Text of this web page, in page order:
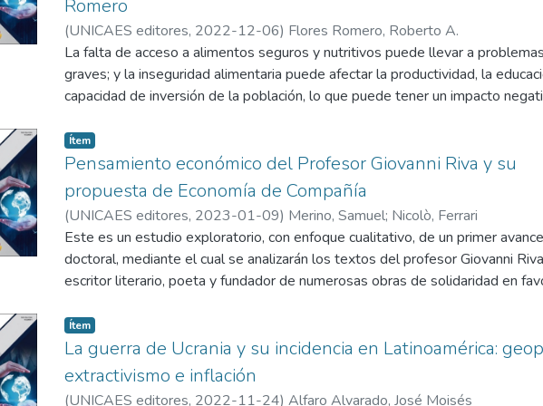
separación entre el trabajo gubernamental, el empresarial y el de las
las que se desarrollan las actividades turísticas.
En este sentido, se señala la importancia de reforzar la promoción de la
este ámbito, la vigilancia de los recursos naturales, inversión e incentivos
desarrollo de trabajo asociativo, y la penalización a las empresas
Romero
(UNICAES editores, 2022-12-06) Flores Romero, Roberto A.
La falta de acceso a alimentos seguros y nutritivos puede llevar a
graves; y la inseguridad alimentaria puede afectar la productividad, la
capacidad de inversión de la población, lo que puede tener un impacto
herramienta para evaluar la situación de seguridad alimentaria en un país y
medidas adecuadas para abordar las brechas identificadas, tanto a nivel
subnacional.
El artículo trata sobre la construcción y desarrollo del Índice Compuesto de
Inseguridad Alimentaria llamado Índice FloresRomero en El Salvador; una
esencial para la toma de decisiones informadas y la promoción de la
alimentaria a nivel subnacional(municipal). El Índice Flores-Romero utiliza un
econométrico-sanitario de pronóstico de producción; específicamente un
multivariante de Vectores Autorregresivos para estimar qué municipios
déficit o superávit de producción, de maíz y/o frijol, para un año específico; y
calcula el Índice en cuestión, utilizando variables que conforman una Matriz de
Priorización Municipal.
Ítem
Pensamiento económico del Profesor Giovanni Riva y su
propuesta de Economía de Compañía
(UNICAES editores, 2023-01-09) Merino, Samuel; Nicolò, Ferrari
Este es un estudio exploratorio, con enfoque cualitativo, de un primer
doctoral, mediante el cual se analizarán los textos del profesor Giovanni
escritor literario, poeta y fundador de numerosas obras de solidaridad en
escuelas, entre otros.
Riva, a través de las iniciativas que realizaba, proponía una forma diferente de
entender los recursos materiales y las propias capacidades; no solamente al
Ítem
La guerra de Ucrania y su incidencia en Latinoamérica:
extractivismo e inflación
(UNICAES editores, 2022-11-24)Alfaro Alvarado, José Moisés